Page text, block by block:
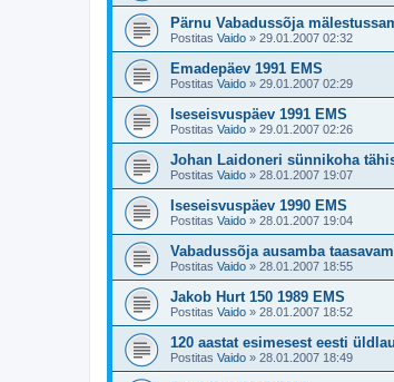
Pärnu Vabadussõja
Postitas Vaido » 29.01.2007 02:32
Emadepäev 1991 EMS
Postitas Vaido » 29.01.2007 02:29
Iseseisvuspäev 1991 EMS
Postitas Vaido » 29.01.2007 02:26
Johan Laidoneri sünnikoha
Postitas Vaido » 28.01.2007 19:07
Iseseisvuspäev 1990 EMS
Postitas Vaido » 28.01.2007 19:04
Vabadussõja ausamba
Postitas Vaido » 28.01.2007 18:55
Jakob Hurt 150 1989 EMS
Postitas Vaido » 28.01.2007 18:52
120 aastat esimesest eesti
Postitas Vaido » 28.01.2007 18:49